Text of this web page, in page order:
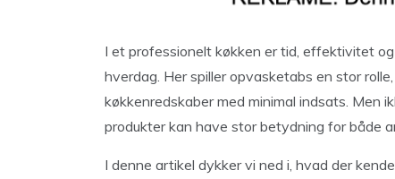
I et professionelt køkken er tid, effektivitet
hverdag. Her spiller opvasketabs en stor
køkkenredskaber med minimal indsats. Men
produkter kan have stor betydning for både
I denne artikel dykker vi ned i, hvad der